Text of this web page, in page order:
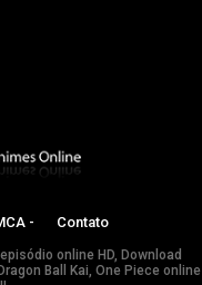
- Contato
online HD, Download
Ball Kai, One Piece online